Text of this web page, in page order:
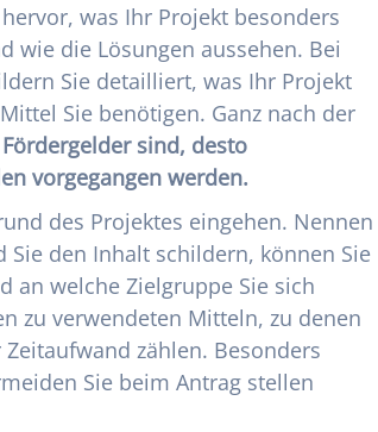
was Ihr Projekt besonders
wie die Lösungen aussehen. Bei
Sie detailliert, was Ihr Projekt
Sie benötigen. Ganz nach der
sind, desto
vorgegangen werden.
des Projektes eingehen. Nennen
den Inhalt schildern, können Sie
an welche Zielgruppe Sie sich
zu verwendeten Mitteln, zu denen
zählen. Besonders
Sie beim Antrag stellen